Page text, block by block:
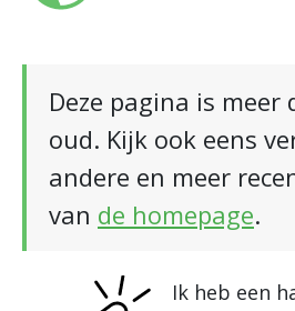
Deze pagina is meer
oud. Kijk ook eens
andere en meer
van de homepage.
Ik heb een